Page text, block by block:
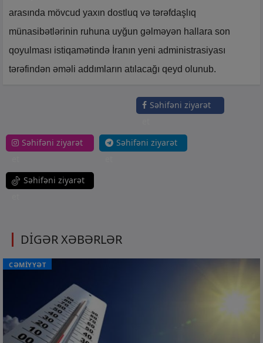
arasında mövcud yaxın dostluq və tərəfdaşlıq
münasibətlərinin ruhuna uyğun gəlməyən hallara son
qoyulması istiqamətində İranın yeni administrasiyası
tərəfindən əməli addımların atılacağı qeyd olunub.
Səhifəni ziyarət
Səhifəni ziyarət
Səhifəni ziyarət
Səhifəni ziyarət
DİGƏR XƏBƏRLƏR
CƏMİYYƏT